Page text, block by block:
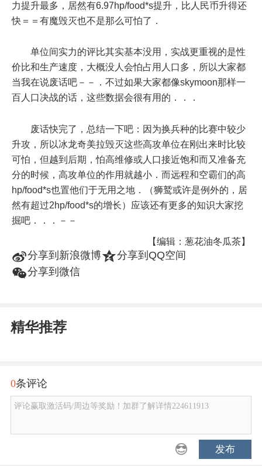
力提升最多，居然有6.97hp/food*s提升，比人民币升得还
快＝＝有魔毁灭也不是那么可怕了．
单位间实力的评比其实基本没用，实战更重视的是性
价比和生产速度，大概没人会怕占用人口多，所以大家都
当我在说废话吧－－．不过如果大家都像skymoon那样一
百人口决战的话，这些数据会很有用的．．．
废话快完了，总结一下吧：因为换兵种的比赛中较少
升攻，所以冰龙奇美拉毁灭这些高攻单位在刚出来时比较
可怕，但越到后期，怕高维修或人口接近饱和而又准备充
分的时候，高攻单位的作用就越小．而远程和空霸们的高
hp/food*s也置他们于无用之地．（狮鹫或许是例外的，居
然有超过2hp/food*s的增长）应该还有更多的知识大家挖
掘吧．．．－－
【编辑：葱花油冬瓜茶】
t分享到新浪微博z分享到QQ空间
w分享到微信
精华推荐
0条评论
评论赢取激活码/周边等奖励！加群了解详情224611913
发布